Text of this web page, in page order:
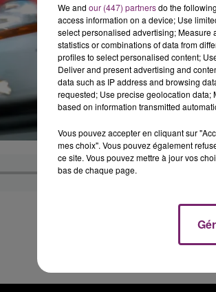
We and our (447) partnersdo the
access information on a device; Use
select personalised advertising; Measure
statistics or combinations of data from
profiles to select personalised content;
Deliver and present advertising and
data such as IP address and browsing
requested; Use precise geolocation data;
based on information transmitted
Vous pouvez accepter en cliquant sur
mes choix". Vous pouvez également
ce site. Vous pouvez mettre à jour vos
bas de chaque page.